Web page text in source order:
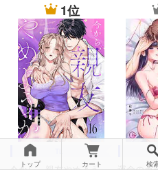
1位
トップ カート 検